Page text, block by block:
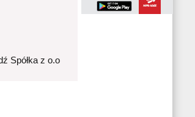
Spółka z o.o